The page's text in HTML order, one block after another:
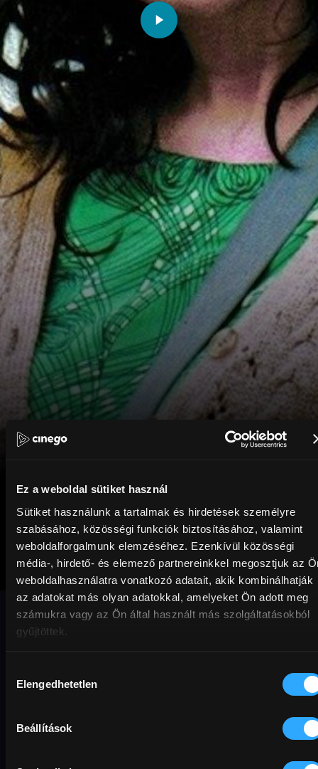
Ez a weboldal sütiket használ
Sütiket használunk a tartalmak és hirdetések személyre
szabásához, közösségi funkciók biztosításához, valamint
weboldalforgalmunk elemzéséhez. Ezenkívül közösségi
média-, hirdető- és elemező partnereinkkel megosztjuk az
weboldalhasználatra vonatkozó adatait, akik kombinálhatják
az adatokat más olyan adatokkal, amelyeket Ön adott meg
számukra vagy az Ön által használt más szolgáltatásokból
gyűjtöttek.
kiválasztása
Elengedhetetlen
Beállítások
Táncos a
sötétben
A megözvegyült nő gyári munkásként
tőle örökölt. Az asszony látása egyre